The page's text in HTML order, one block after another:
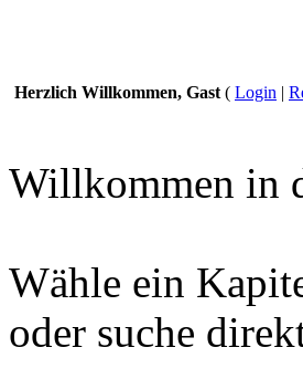
Herzlich Willkommen, Gast ( Login |
Willkommen in
Wähle ein
oder suche